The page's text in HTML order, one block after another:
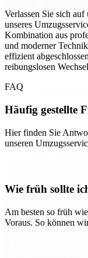
Verlassen Sie sich
unseres
Kombination aus
und moderner
effizient
reibungslosen
FAQ
Häufig gestellte
Hier finden Sie
unseren
Wie früh sollte
Am besten so früh
Voraus. So können